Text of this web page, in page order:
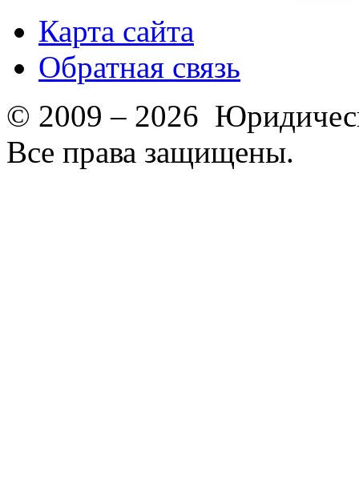
Карта сайта
Обратная связь
© 2009 – 2026
Все права защищены.